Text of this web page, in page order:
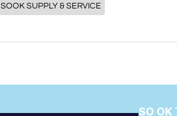
SOOK SUPPLY & SERVICE
SO OK